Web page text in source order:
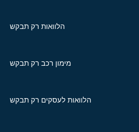
הלוואות רק תבקש
מימון רכב רק תבקש
הלוואות לעסקים רק תבקש